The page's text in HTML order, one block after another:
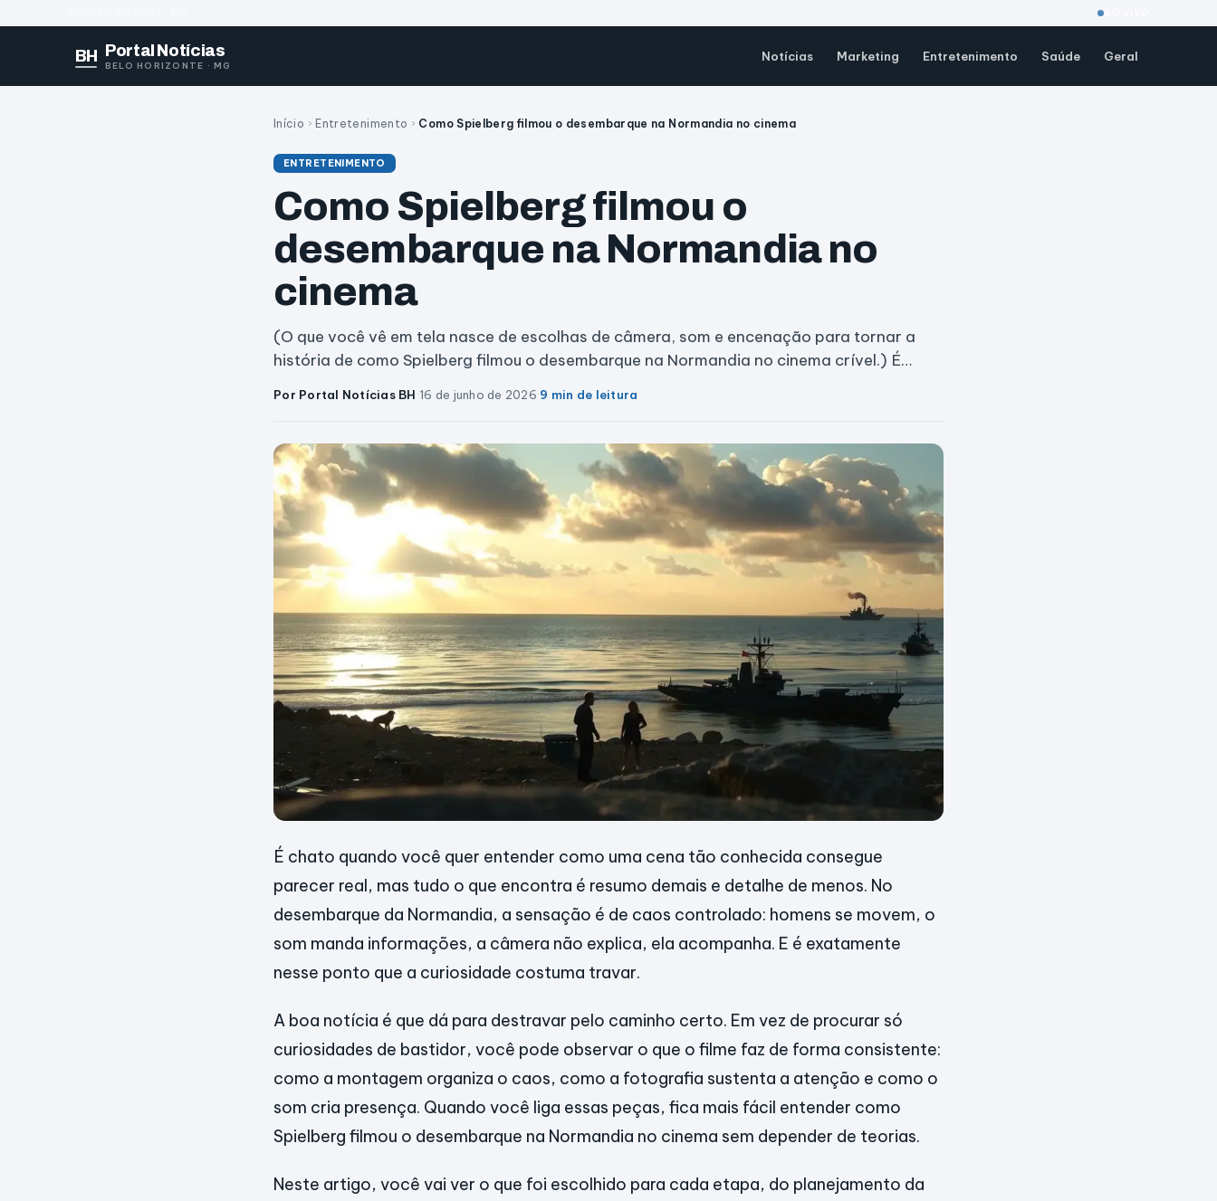
BH Portal Notícias
BELO HORIZONTE · MG
Notícias Marketing Entretenimento Saúde Geral
Início › Entretenimento › Como Spielberg filmou o desembarque na Normandia no cinema
ENTRETENIMENTO
Como Spielberg filmou o
desembarque na Normandia no
cinema
(O que você vê em tela nasce de escolhas de câmera, som e encenação para tornar a
história de como Spielberg filmou o desembarque na Normandia no cinema crível.) É…
Por Portal Notícias BH·16 de junho de 2026·9 min de leitura
É chato quando você quer entender como uma cena tão conhecida consegue
parecer real, mas tudo o que encontra é resumo demais e detalhe de menos. No
desembarque da Normandia, a sensação é de caos controlado: homens se movem, o
som manda informações, a câmera não explica, ela acompanha. E é exatamente
nesse ponto que a curiosidade costuma travar.
A boa notícia é que dá para destravar pelo caminho certo. Em vez de procurar só
curiosidades de bastidor, você pode observar o que o filme faz de forma consistente:
como a montagem organiza o caos, como a fotografia sustenta a atenção e como o
som cria presença. Quando você liga essas peças, fica mais fácil entender como
Spielberg filmou o desembarque na Normandia no cinema sem depender de teorias.
Neste artigo, você vai ver o que foi escolhido para cada etapa, do planejamento da